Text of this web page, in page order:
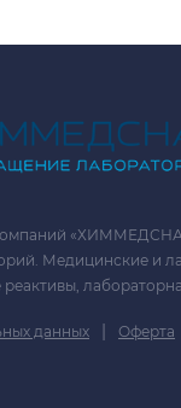
компаний
Медицинские и
данных | Оферта